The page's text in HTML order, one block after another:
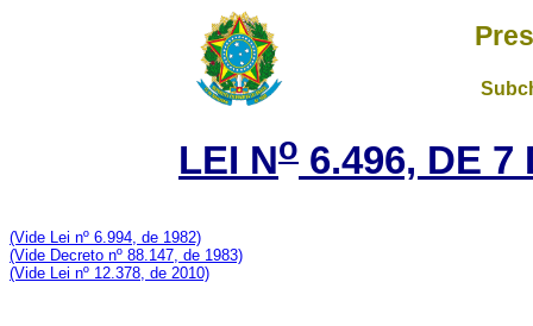
LEI No 6.496, DE 7
(Vide Lei nº 6.994, de 1982)
(Vide Decreto nº 88.147, de 1983)
(Vide Lei nº 12.378, de 2010)